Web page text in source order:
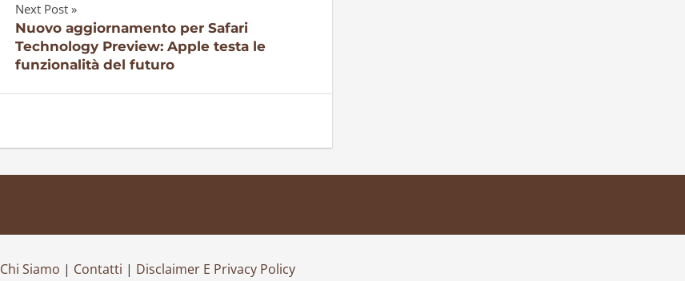
Next Post
Nuovo aggiornamento per Safari
Technology Preview: Apple testa le
funzionalità del futuro
Chi Siamo | Contatti | Disclaimer E Privacy Policy